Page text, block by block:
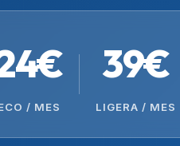
/ MES
39€
LIGERA / MES